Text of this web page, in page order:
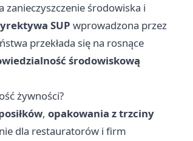
środowiska i
SUP wprowadzona przez
przekłada się na rosnące
środowiskową
żywności?
, opakowania z trzciny
dla restauratorów i firm